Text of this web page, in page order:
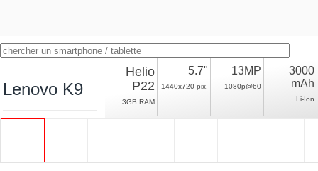
Lenovo K9
Helio
P22
3GB RAM
5.7"
1440x720 pix.
13MP
1080p@60
3000
mAh
Li-Ion